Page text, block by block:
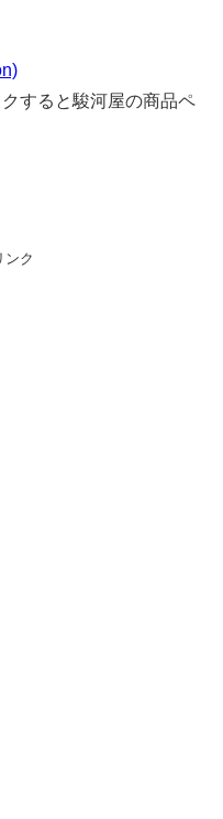
すると駿河屋の商品ペ
ンク